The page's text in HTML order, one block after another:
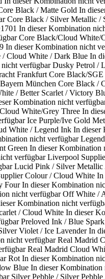
Black / Matte Gold In
Core Black / Silver Metallic /
In dieser Kombination
Core Black/Cloud White/
In dieser Kombination nicht
/ Cloud White / Dark Blue In
verfügbar Dusky Petrol /
Frankfurt Core Black/SGE
München Core Black /
/ Better Scarlet / Victory
Kombination nicht
White/Grey Three In
Ice Purple/Ive Gold
White / Legend Ink In dieser
nicht verfügbar
Green In dieser Kombination
verfügbar Liverpool
Lucid Pink / Silver Metallic
Colour / Cloud White In
Four In dieser Kombination
nicht verfügbar Off White /
Kombination nicht
/ Cloud White In dieser
Preloved Ink / Blue
Violet / Ice Lavender In
nicht verfügbar Real Madrid
Real Madrid Cloud
Rot In dieser Kombination
Blue In dieser Kombination
Silver Pebble / Silver